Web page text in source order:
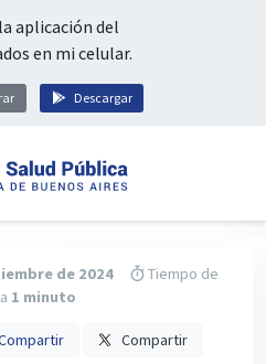
aplicación del
en mi celular.
Descargar
de 2024
Tiempo de
1 minuto
Compartir